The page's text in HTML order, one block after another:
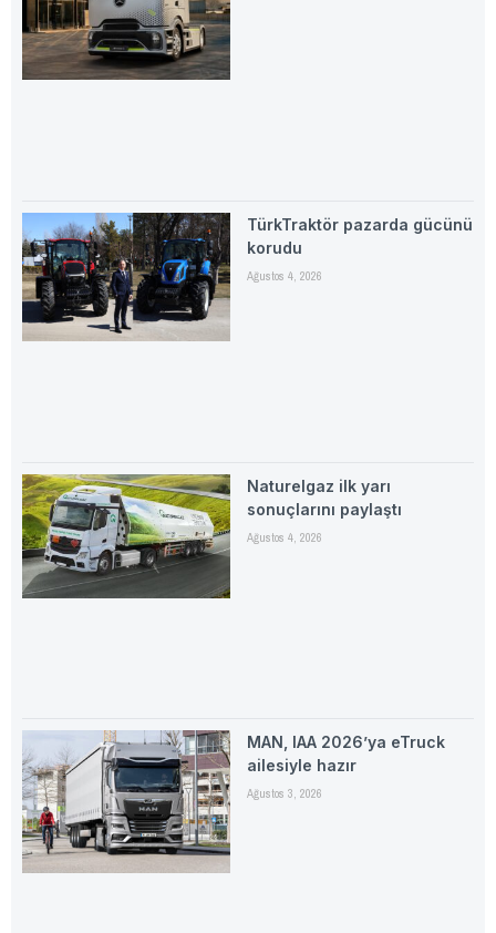
TürkTraktör pazarda gücünü
korudu
Ağustos 4, 2026
Naturelgaz ilk yarı
sonuçlarını paylaştı
Ağustos 4, 2026
MAN, IAA 2026’ya eTruck
ailesiyle hazır
Ağustos 3, 2026